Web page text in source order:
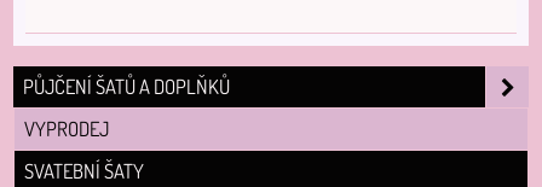
PŮJČENÍ ŠATŮ A DOPLŇKŮ
VYPRODEJ
SVATEBNÍ ŠATY